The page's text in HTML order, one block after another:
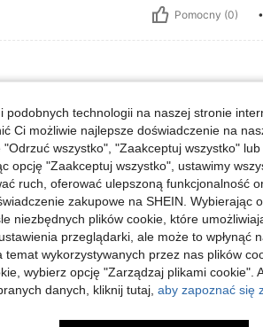
Pomocny (0)
/ 130 lbs, Biust: 90 cm / 35 in, Kształt ciała:
in Waga:59 kg / 130 lbs
Rozmiar:S
Pomocny (0)
podobnych technologii na naszej stronie
Ci możliwie najlepsze doświadczenie na
wszystko", "Zaakceptuj wszystko"
opcję "Zaakceptuj wszystko", ustawimy
ruch, oferować ulepszoną funkcjonalność
zakupowe na SHEIN. Wybierając
niezbędnych plików cookie, które
przeglądarki, ale może to wpłynąć
temat wykorzystywanych przez nas plików
wybierz opcję "Zarządzaj plikami cookie".
danych, kliknij tutaj, aby zapoznać się